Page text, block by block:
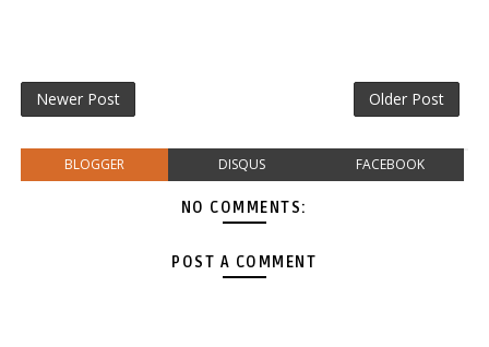
Newer Post Older Post
BLOGGER DISQUS FACEBOOK
NO COMMENTS:
POST A COMMENT